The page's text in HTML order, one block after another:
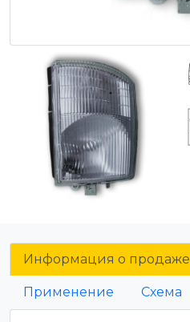
Информация о продаже
Применение Схема